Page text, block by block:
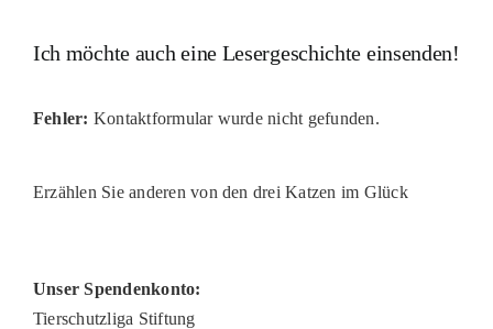
Ich möchte auch eine Lesergeschichte einsenden!
Fehler: Kontaktformular wurde nicht gefunden.
Erzählen Sie anderen von den drei Katzen im Glück
Unser Spendenkonto:
Tierschutzliga Stiftung